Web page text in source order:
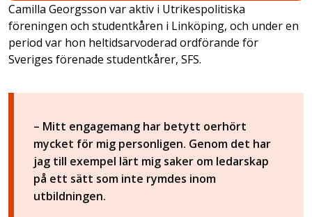
Camilla Georgsson var aktiv i Utrikespolitiska
föreningen och studentkåren i Linköping, och under en
period var hon heltidsarvoderad ordförande för
Sveriges förenade studentkårer, SFS.
– Mitt engagemang har betytt oerhört
mycket för mig personligen. Genom det har
jag till exempel lärt mig saker om ledarskap
på ett sätt som inte rymdes inom
utbildningen.